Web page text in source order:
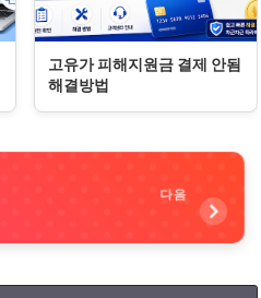
고유가 피해지원금 결제 안됨
해결방법
다음